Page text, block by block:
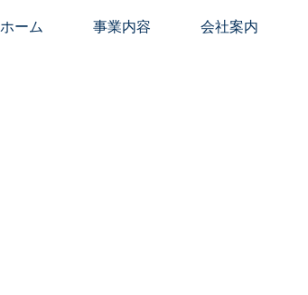
ホーム 事業内容 会社案内